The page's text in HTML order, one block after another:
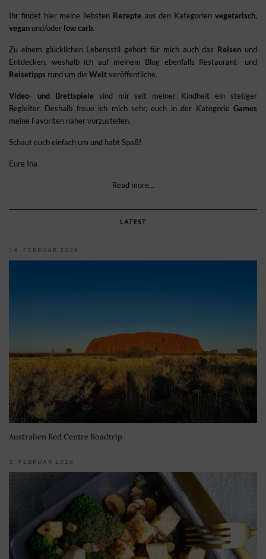
Ihr findet hier meine liebsten Rezepteaus den Kategorienvegetarisch,
vegan und/oder low carb.
Zu einem glücklichen Lebensstil gehört für mich auch das Reisen und
Entdecken, weshalb ich auf meinem Blog ebenfalls Restaurant- und
Reisetipps rund um die Weltveröffentliche.
Video- und Brettspielesind mir seit meiner Kindheit ein stetiger
Begleiter. Deshalb freue ich mich sehr, euch in der Kategorie Games
meine Favoriten näher vorzustellen.
Schaut euch einfach um und habt Spaß!
Eure Ina
Read more...
LATEST
14. FEBRUAR 2026
Australien Red Centre Roadtrip
3. FEBRUAR 2026